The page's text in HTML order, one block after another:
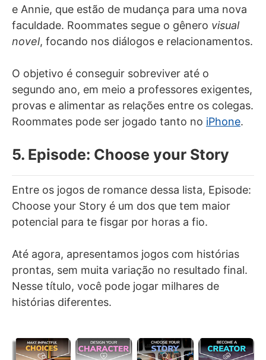
e Annie, que estão de mudança para uma nova
faculdade. Roommates segue o gênero visual
novel, focando nos diálogos e relacionamentos.
O objetivo é conseguir sobreviver até o
segundo ano, em meio a professores exigentes,
provas e alimentar as relações entre os colegas.
Roommates pode ser jogado tanto no iPhone.
5. Episode: Choose your Story
Entre os jogos de romance dessa lista, Episode:
Choose your Story é um dos que tem maior
potencial para te fisgar por horas a fio.
Até agora, apresentamos jogos com histórias
prontas, sem muita variação no resultado final.
Nesse título, você pode jogar milhares de
histórias diferentes.